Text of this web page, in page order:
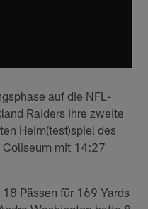
auf die NFL-
Raiders ihre zweite
Heim(test)spiel des
Coliseum mit 14:27
Pässen für 169 Yards